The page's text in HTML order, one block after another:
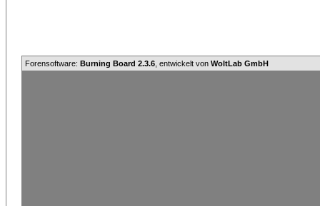
Forensoftware: Burning Board 2.3.6 , entwickelt von WoltLab GmbH